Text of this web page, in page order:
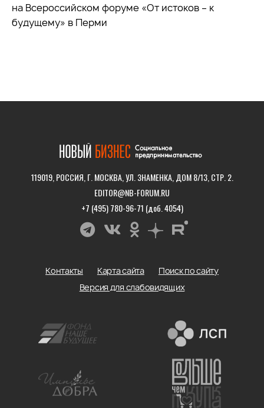
на Всероссийском форуме «От истоков – к
будущему» в Перми
119019, РОССИЯ, Г. МОСКВА, УЛ. ЗНАМЕНКА, ДОМ 8/13, СТР. 2.
EDITOR@NB-FORUM.RU
+7 (495) 780-96-71 (доб. 4054)
Контакты Карта сайта
Поиск по сайту
Версия для слабовидящих